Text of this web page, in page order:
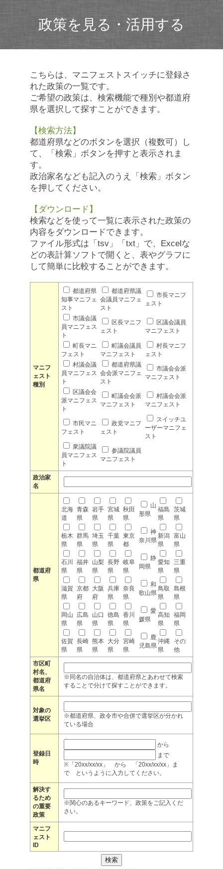
政策を見る・活用する
こちらは、マニフェストスイッチに登録さ
れた政策の一覧です。
ご希望の政策は、検索機能で種別や都道府
県を選択して探すことができます。
【検索方法】
都道府県などのボタンを選択（複数可）し
て、「検索」ボタンを押すと表示されま
す。
政治家名なども記入のうえ「検索」ボタン
を押してください。
【ダウンロード】
検索などを使って一覧に表示された政策の
内容をダウンロードできます。
ファイル形式は「tsv」「txt」で、Excelな
どの表計算ソフトで開くと、表やグラフに
して簡単に比較することができます。
マニフ
ェスト
種別
都道府県
知事マニフェ
スト
都道府県議
会議員マニフェ
スト
市長マニフ
ェスト
市議会議
員マニフェス
ト
区長マニフ
ェスト
区議会議員
マニフェスト
町長マニ
フェスト
町議会議員
マニフェスト
村長マニフ
ェスト
村議会議
員マニフェス
ト
都道府県議
会会派マニフェ
スト
市議会会派
マニフェスト
区議会会
派マニフェス
ト
町議会会派
マニフェスト
村議会会派
マニフェスト
市民マニ
フェスト
政党マニフ
ェスト
スイッチユ
ーザーマニフェ
スト
衆議院議
員マニフェス
ト
参議院議員
マニフェスト
政治家
名
都道府
県
北海
道
青森
県
岩手
県
宮城
県
秋田
県
山
形県
福島
県
茨城
県
栃木
県
群馬
県
埼玉
県
千葉
県
東京
都
神
奈川県
新潟
県
富山
県
石川
県
福井
県
山梨
県
長野
県
岐阜
県
静
岡県
愛知
県
三重
県
滋賀
県
京都
府
大阪
府
兵庫
県
奈良
県
和
歌山県
鳥取
県
島根
県
岡山
県
広島
県
山口
県
徳島
県
香川
県
愛
媛県
高知
県
福岡
県
佐賀
県
長崎
県
熊本
県
大分
県
宮崎
県
鹿
児島県
沖縄
県
その
他
市区町
村名、
都道府
県名
※同名の自治体は、都道府県とあわせて検索
することで分けて探すことができます。
対象の
選挙区
※都道府県、政令市や合併で選挙区が分かれ
ている場合
登録日
時
から
まで
※「20xx/xx/xx」 から 「20xx/xx/xx」ま
で というように入力してください。
解決す
るため
の重要
政策
※関心のあるキーワード、政策をご記入くだ
さい。
マニフ
ェスト
ID